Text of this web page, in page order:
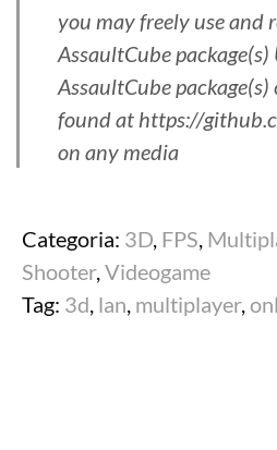
you may freely use and
AssaultCube
AssaultCube
found at https://
on any media
Categoria: 3D FPS
Shooter, Videogame
Tag: 3d lan multiplayer,